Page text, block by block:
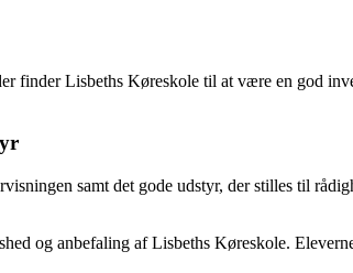
finder Lisbeths Køreskole til at være en god
samt det gode udstyr, der stilles til
og anbefaling af Lisbeths Køreskole.